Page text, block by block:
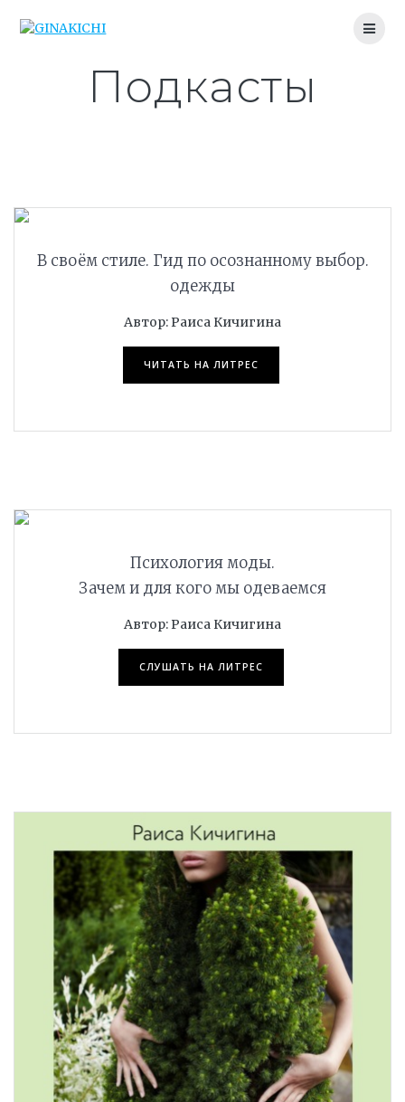
Подкасты
В своём стиле. Гид по осознанному выбор.
одежды
Автор: Раиса Кичигина
ЧИТАТЬ НА ЛИТРЕС
Психология моды.
Зачем и для кого мы одеваемся
Автор: Раиса Кичигина
СЛУШАТЬ НА ЛИТРЕС
ПОДРОБНЕЕ